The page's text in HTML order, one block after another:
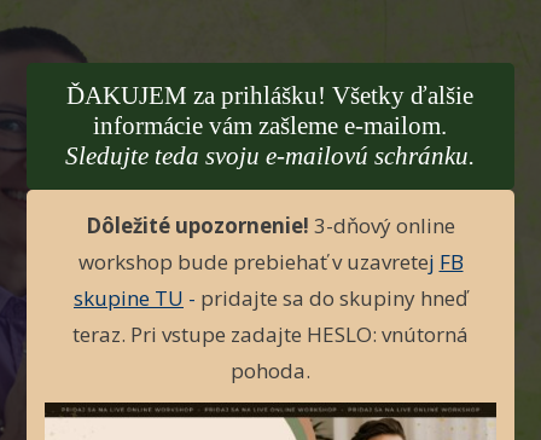
ĎAKUJEM za prihlášku! Všetky ďalšie
informácie vám zašleme e-mailom.
Sledujte teda svoju e-mailovú schránku.
Dôležité upozornenie! 3-dňový online
workshop bude prebiehať v uzavretej FB
skupine TU - pridajte sa do skupiny hneď
teraz. Pri vstupe zadajte HESLO: vnútorná
pohoda.